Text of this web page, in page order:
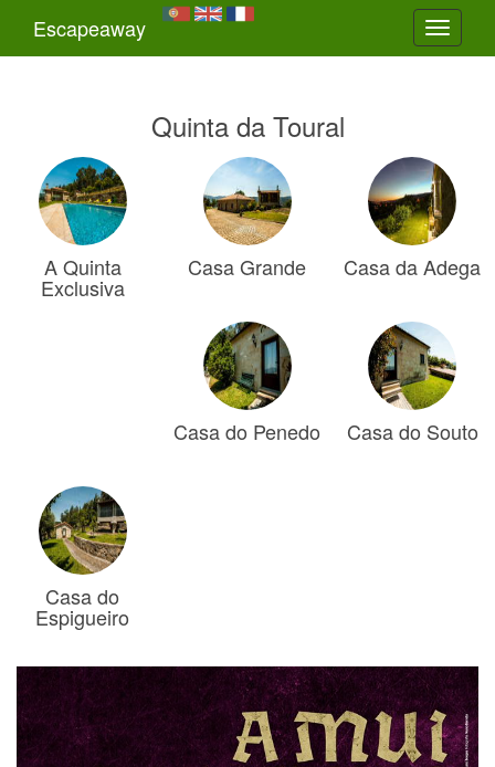
Toggle
Escapeaway
Quinta da Toural
A Quinta
Exclusiva
Casa Grande Casa da Adega
Casa do Penedo Casa do Souto
Casa do
Espigueiro